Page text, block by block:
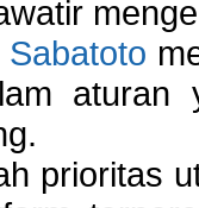
Sabatoto
prioritas